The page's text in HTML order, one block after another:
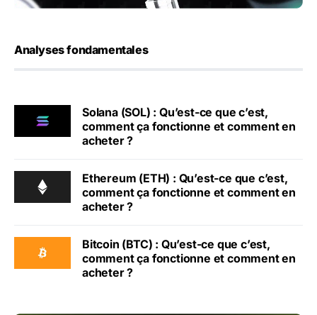
Analyses fondamentales
Solana (SOL) : Qu’est-ce que c’est,
comment ça fonctionne et comment en
acheter ?
Ethereum (ETH) : Qu’est-ce que c’est,
comment ça fonctionne et comment en
acheter ?
Bitcoin (BTC) : Qu’est-ce que c’est,
comment ça fonctionne et comment en
acheter ?